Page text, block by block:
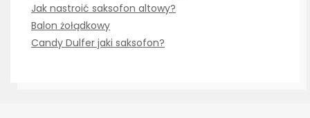
Jak nastroić saksofon altowy?
Balon żołądkowy
Candy Dulfer jaki saksofon?